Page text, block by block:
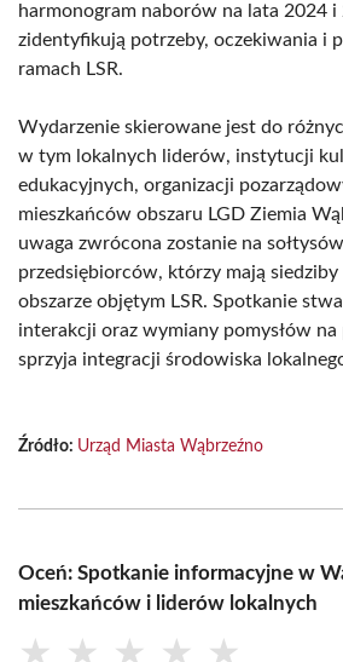
harmonogram naborów na lata 2024 i
zidentyfikują potrzeby, oczekiwania i
ramach LSR.
Wydarzenie skierowane jest do
w tym lokalnych liderów, instytucji
edukacyjnych, organizacji
mieszkańców obszaru LGD Ziemia
uwaga zwrócona zostanie na
przedsiębiorców, którzy mają siedziby
obszarze objętym LSR. Spotkanie
interakcji oraz wymiany pomysłów na
sprzyja integracji środowiska
Źródło: Urząd Miasta Wąbrzeźno
Oceń: Spotkanie informacyjne w
mieszkańców i liderów lokalnych
★ ★ ★ ★ ★